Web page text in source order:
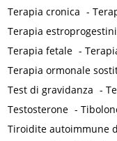
Terapia cronica -
Terapia
Terapia fetale -
Terapia ormonale
Test di gravidanza -
Testosterone -
Tiroidite autoimmune